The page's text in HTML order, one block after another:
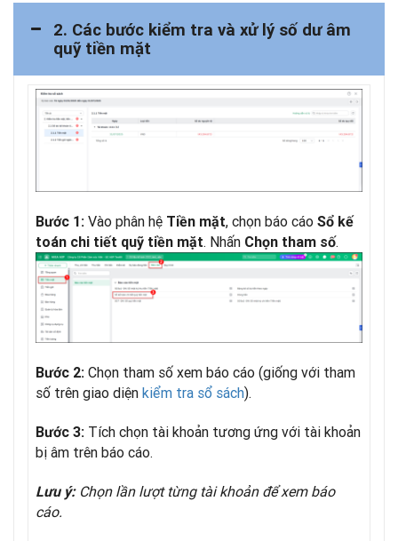
2. Các bước kiểm tra và xử lý số dư âm
quỹ tiền mặt
Bước 1: Vào phân hệ Tiền mặt, chọn báo cáo Sổ kế
toán chi tiết quỹ tiền mặt. Nhấn Chọn tham số.
Bước 2: Chọn tham số xem báo cáo (giống với tham
số trên giao diện kiểm tra sổ sách).
Bước 3: Tích chọn tài khoản tương ứng với tài khoản
bị âm trên báo cáo.
Lưu ý:Chọn lần lượt từng tài khoản để xem báo
cáo.